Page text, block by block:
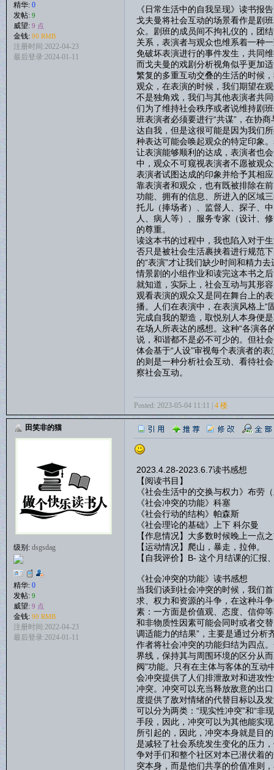
精华: 0
发帖: 9
威望: 9 点
金钱: 90 RMB
注册时间:2022-04-23
最后登录:2024-01-11
《日常生活中的自我呈现》读书报告
戈夫曼将社会互动的场景看作是剧
众。剧班的成员间不拘礼仪的，团
关系，表演者与观众也维系着一种
免破坏表演进行的事件发生，共同
而戈夫曼的戏剧分析视角似乎更加
繁复的多重互动交叠的生活的时候
观众，在表演的时候，我们期望在
不是独角戏，我们与其他表演者共
们为了维持社会秩序或者说维持剧
班表演者必须要进行“共谋”，在协
达自我，但是这很可能是因为我们
种表达可能会唤起观众的特定印象
让表演能够顺利的达成，表演者也
中，观众不可窥视表演者不愿被观
表演者试图达成的印象并给予其相
靠表演者和观众，也有既被排除在
功能、拥有的信息、所进入的区域
托儿（捧场者）、监督人、探子、
人、病人等）、服务专家（设计、
的尊重。
读这本书的过程中，我也陷入对于
否只是被社会生活裹挟着进行规范
的“表演”才让我们缺少时间和精力
情景剧的小组作业和读完这本书之
就知道，实际上，社会互动与其形
观看表演的观众又是同在舞台上的
播。人们在表演中，在表演风格上“
完成自我的塑造，取悦别人本身便
在场人所表达的感想。这种“各演各
说，和谐都不是必不可少的。但社
体会基于“人设”审视每个表演者的
的则是一种分析社会互动、看待社
察社会互动。
Posted: 2023-05-04 11:11 | 4 楼
田笑非的猫
级别: dsgsdag
精华: 0
发帖: 9
威望: 9 点
金钱: 90 RMB
注册时间:2022-04-23
最后登录:2024-01-11
2023.4.28-2023.6.7读书感想
【阅读书目】
《社会生活中的交换与权力》布劳
《社会冲突的功能》科塞
《社会行动的结构》帕森斯
《社会理论的基础》上下 科尔曼
【作息情况】大多数时候晚上一点
【运动情况】爬山，暴走，拉伸。
【自我评价】B- 这个月结课的汇
《社会冲突的功能》读书感想
当我们谈到社会冲突的时候，我们
求、权力和资源的斗争，在这种斗
素：一方面是价值观、态度、信仰
和非物质性因素可能会同时或者交
调适能力的结果”，主要是通过分析
作者将社会冲突的功能归结为四点
界线，保持其与周围环境的区分从
阀”功能。只有在主体与客体的互
会冲突提供了人们排泄敌对和进攻
冲突。冲突可以充当释放敌意的出
度提供了敌对情绪的代替目标以及
可以分为两类：“现实性冲突”和“非
手段，因此，冲突可以为其他能实
所引起的，因此，冲突本身就是目
是减轻了社会系统发生变化的压力
争对手们和整个社区对本已潜伏着
突本身，而是他们共享的价值准则